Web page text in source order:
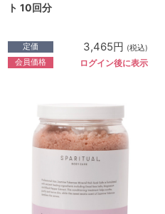
ト 10回分
定価 3,465円 (税込)
会員価格 ログイン後に表示